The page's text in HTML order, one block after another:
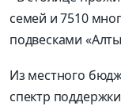
семей и 7510
подвесками
Из местного
спектр